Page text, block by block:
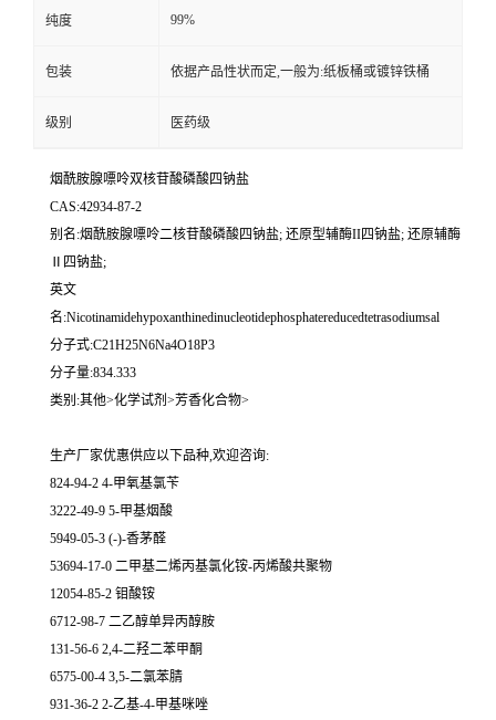
纯度 99%
包装 依据产品性状而定,一般为:纸板桶或镀锌铁桶
级别 医药级
烟酰胺腺嘌呤双核苷酸磷酸四钠盐
CAS:42934-87-2
别名:烟酰胺腺嘌呤二核苷酸磷酸四钠盐; 还原型辅酶II四钠盐; 还原辅酶
Ⅱ四钠盐;
英文
名:Nicotinamidehypoxanthinedinucleotidephosphatereducedtetrasodiumsal
分子式:C21H25N6Na4O18P3
分子量:834.333
类别:其他>化学试剂>芳香化合物>
生产厂家优惠供应以下品种,欢迎咨询:
824-94-2 4-甲氧基氯苄
3222-49-9 5-甲基烟酸
5949-05-3 (-)-香茅醛
53694-17-0 二甲基二烯丙基氯化铵-丙烯酸共聚物
12054-85-2 钼酸铵
6712-98-7 二乙醇单异丙醇胺
131-56-6 2,4-二羟二苯甲酮
6575-00-4 3,5-二氯苯腈
931-36-2 2-乙基-4-甲基咪唑